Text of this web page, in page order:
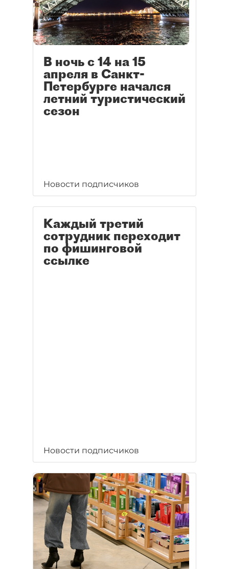
В ночь с 14 на 15
апреля в Санкт-
Петербурге начался
летний туристический
сезон
Новости подписчиков
Каждый третий
сотрудник переходит
по фишинговой
ссылке
Новости подписчиков